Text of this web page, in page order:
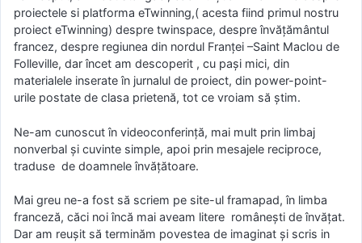
proiectele si platforma eTwinning,( acesta fiind primul nostru
proiect eTwinning) despre twinspace, despre învăţământul
francez, despre regiunea din nordul Franţei –Saint Maclou de
Folleville, dar încet am descoperit , cu paşi mici, din
materialele inserate în jurnalul de proiect, din power-point-
urile postate de clasa prietenă, tot ce vroiam să ştim.
Ne-am cunoscut în videoconferinţă, mai mult prin limbaj
nonverbal şi cuvinte simple, apoi prin mesajele reciproce,
traduse de doamnele învăţătoare.
Mai greu ne-a fost să scriem pe site-ul framapad, în limba
franceză, căci noi încă mai aveam litere româneşti de învăţat.
Dar am reuşit să terminăm povestea de imaginat şi scris in